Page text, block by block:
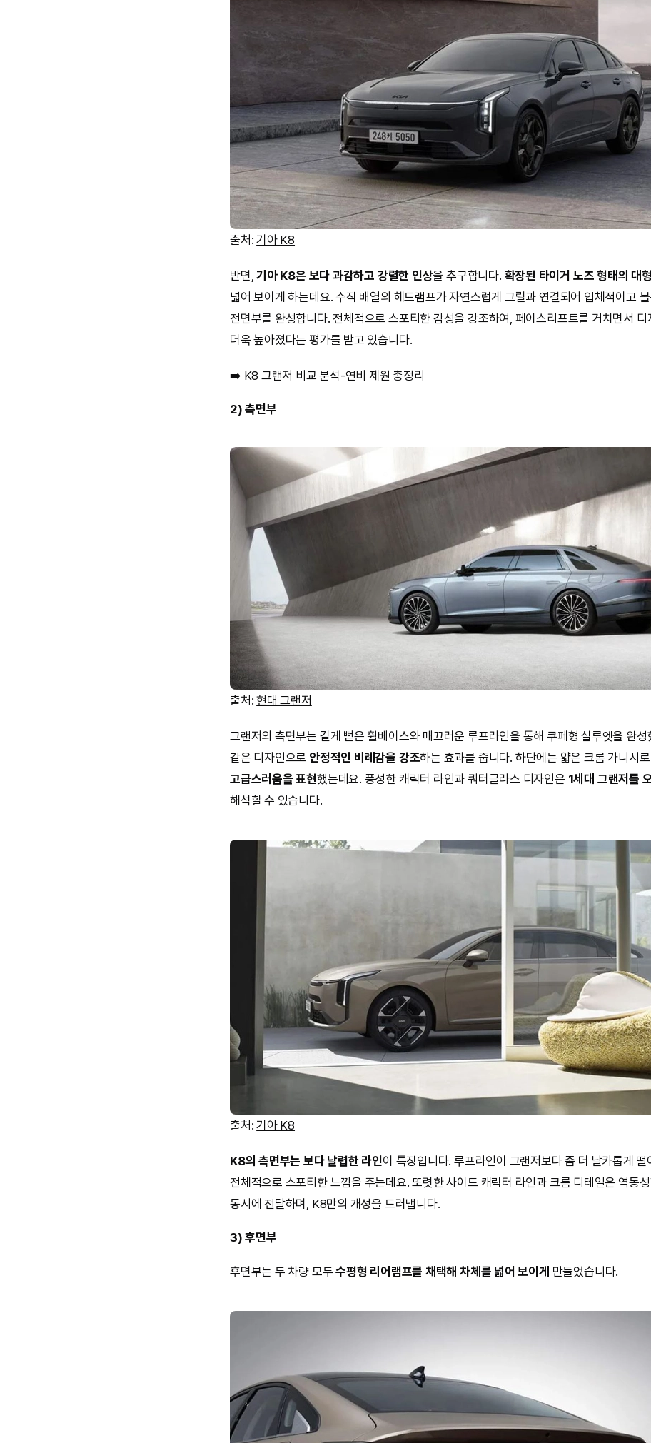
출처:기아 K8
반면,기아 K8은 보다 과감하고 강렬한 인상을 추구합니다. 확장된 타이거 노즈 형태의 대
넓어 보이게 하는데요. 수직 배열의 헤드램프가 자연스럽게 그릴과 연결되어 입체적이고
전면부를 완성합니다. 전체적으로 스포티한 감성을 강조하여, 페이스리프트를 거치면서
더욱 높아졌다는 평가를 받고 있습니다.
➡️ K8 그랜저 비교 분석-연비 제원 총정리
2) 측면부
출처:현대 그랜저
그랜저의 측면부는 길게 뻗은 휠베이스와 매끄러운 루프라인을 통해 쿠페형 실루엣을 완성
같은 디자인으로 안정적인 비례감을 강조하는 효과를 줍니다. 하단에는 얇은 크롬 가니시
고급스러움을 표현했는데요. 풍성한 캐릭터 라인과 쿼터글라스 디자인은 1세대 그랜저를
해석할 수 있습니다.
출처:기아 K8
K8의 측면부는 보다 날렵한 라인이 특징입니다. 루프라인이 그랜저보다 좀 더 날카롭게 떨
전체적으로 스포티한 느낌을 주는데요. 또렷한 사이드 캐릭터 라인과 크롬 디테일은 역동
동시에 전달하며, K8만의 개성을 드러냅니다.
3) 후면부
후면부는 두 차량 모두수평형 리어램프를 채택해 차체를 넓어 보이게 만들었습니다.